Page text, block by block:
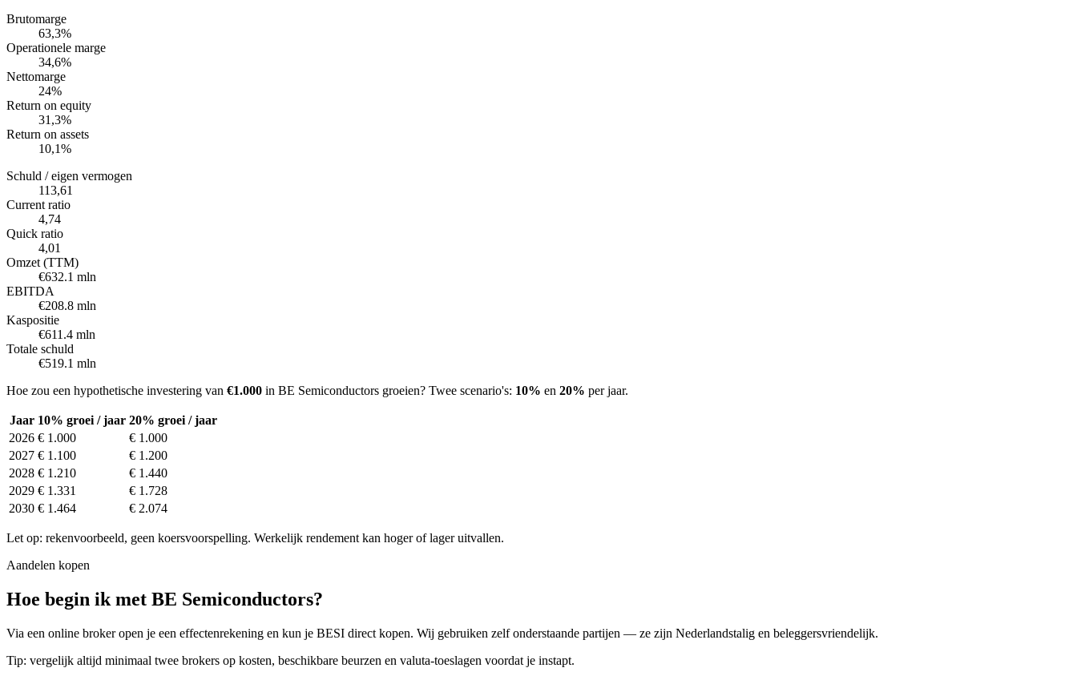
Brutomarge
63,3%
Operationele marge
34,6%
Nettomarge
24%
Return on equity
31,3%
Return on assets
10,1%
Schuld / eigen vermogen
113,61
Current ratio
4,74
Quick ratio
4,01
Omzet (TTM)
€632.1 mln
EBITDA
€208.8 mln
Kaspositie
€611.4 mln
Totale schuld
€519.1 mln
Hoe zou een hypothetische investering van €1.000 in BE Semiconductors groeien? Twee scenario's: 10% en 20% per jaar.
Jaar 10% groei / jaar 20% groei / jaar
2026 € 1.000
€ 1.000
2027 € 1.100
€ 1.200
2028 € 1.210
€ 1.440
2029 € 1.331
€ 1.728
2030 € 1.464 € 2.074
Let op: rekenvoorbeeld, geen koersvoorspelling. Werkelijk rendement kan hoger of lager uitvallen.
Aandelen kopen
Hoe begin ik met BE Semiconductors?
Via een online broker open je een effectenrekening en kun je BESI direct kopen. Wij gebruiken zelf onderstaande partijen — ze zijn Nederlandstalig en beleggersvriendelijk.
Tip: vergelijk altijd minimaal twee brokers op kosten, beschikbare beurzen en valuta-toeslagen voordat je instapt.